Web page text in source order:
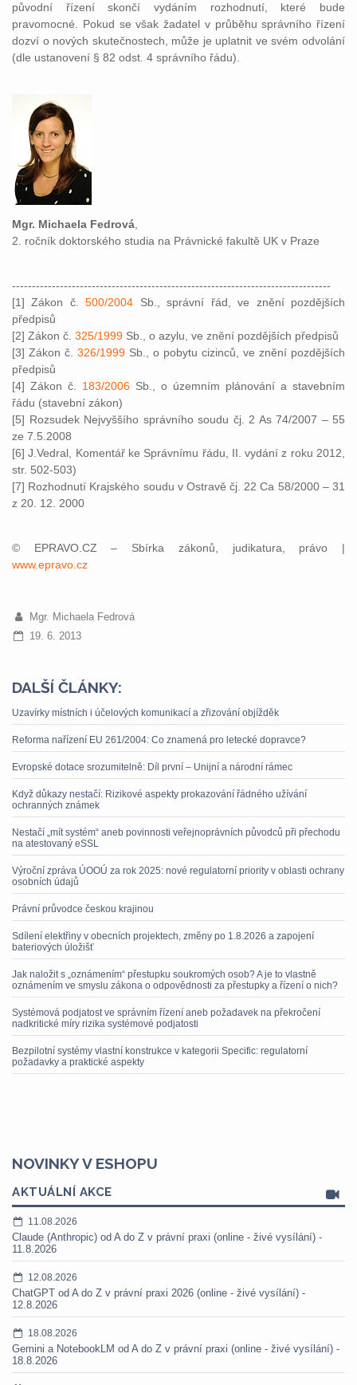
původní řízení skončí vydáním rozhodnutí, které bude
pravomocné. Pokud se však žadatel v průběhu správního řízení
dozví o nových skutečnostech, může je uplatnit ve svém odvolání
(dle ustanovení § 82 odst. 4 správního řádu).
Mgr. Michaela Fedrová
2. ročník doktorského studia na Právnické fakultě UK v Praze
--------------------------------------------------------------------------------
[1] Zákon č.500/2004 Sb., správní řád, ve znění pozdějších
předpisů
[2] Zákon č. 325/1999 Sb., o azylu, ve znění pozdějších předpisů
[3] Zákon č. 326/1999 Sb., o pobytu cizinců, ve znění pozdějších
předpisů
[4] Zákon č. 183/2006 Sb., o územním plánování a stavebním
řádu (stavební zákon)
[5] Rozsudek Nejvyššího správního soudu čj. 2 As 74/2007 – 55
ze 7.5.2008
[6] J.Vedral, Komentář ke Správnímu řádu, II. vydání z roku 2012,
str. 502-503)
[7] Rozhodnutí Krajského soudu v Ostravě čj. 22 Ca 58/2000 – 31
z 20. 12. 2000
© EPRAVO.CZ – Sbírka zákonů, judikatura, právo |
www.epravo.cz
Mgr. Michaela Fedrová
19. 6. 2013
DALŠÍ ČLÁNKY:
Uzavírky místních i účelových komunikací a zřizování objížděk
Reforma nařízení EU 261/2004: Co znamená pro letecké dopravce?
Evropské dotace srozumitelně: Díl první – Unijní a národní rámec
Když důkazy nestačí: Rizikové aspekty prokazování řádného užívání
ochranných známek
Nestačí „mít systém“ aneb povinnosti veřejnoprávních původců při přechodu
na atestovaný eSSL
Výroční zpráva ÚOOÚ za rok 2025: nové regulatorní priority v oblasti ochrany
osobních údajů
Právní průvodce českou krajinou
Sdílení elektřiny v obecních projektech, změny po 1.8.2026 a zapojení
bateriových úložišť
Jak naložit s „oznámením“ přestupku soukromých osob? A je to vlastně
oznámením ve smyslu zákona o odpovědnosti za přestupky a řízení o nich?
Systémová podjatost ve správním řízení aneb požadavek na překročení
nadkritické míry rizika systémové podjatosti
Bezpilotní systémy vlastní konstrukce v kategorii Specific: regulatorní
požadavky a praktické aspekty
NOVINKY V ESHOPU
AKTUÁLNÍ AKCE
11.08.2026
Claude (Anthropic) od A do Z v právní praxi (online - živé vysílání) -
11.8.2026
12.08.2026
ChatGPT od A do Z v právní praxi 2026 (online - živé vysílání) -
12.8.2026
18.08.2026
Gemini a NotebookLM od A do Z v právní praxi (online - živé vysílání) -
18.8.2026